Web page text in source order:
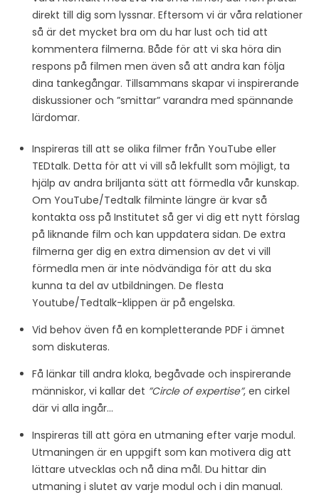
direkt till dig som lyssnar. Eftersom vi är våra relationer
så är det mycket bra om du har lust och tid att
kommentera filmerna. Både för att vi ska höra din
respons på filmen men även så att andra kan följa
dina tankegångar. Tillsammans skapar vi inspirerande
diskussioner och ”smittar” varandra med spännande
lärdomar.
Inspireras till att se olika filmer från YouTube eller
TEDtalk. Detta för att vi vill så lekfullt som möjligt, ta
hjälp av andra briljanta sätt att förmedla vår kunskap.
Om YouTube/Tedtalk filminte längre är kvar så
kontakta oss på Institutet så ger vi dig ett nytt förslag
på liknande film och kan uppdatera sidan. De extra
filmerna ger dig en extra dimension av det vi vill
förmedla men är inte nödvändiga för att du ska
kunna ta del av utbildningen. De flesta
Youtube/Tedtalk-klippen är på engelska.
Vid behov även få en kompletterande PDF i ämnet
som diskuteras.
Få länkar till andra kloka, begåvade och inspirerande
människor, vi kallar det ”Circle of expertise”, en cirkel
där vi alla ingår…
Inspireras till att göra en utmaning efter varje modul.
Utmaningen är en uppgift som kan motivera dig att
lättare utvecklas och nå dina mål. Du hittar din
utmaning i slutet av varje modul och i din manual.